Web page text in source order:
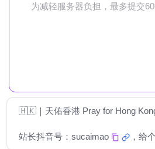
🇭🇰｜天佑香港 Pray for Hong
站长抖音号： sucaimao ，给